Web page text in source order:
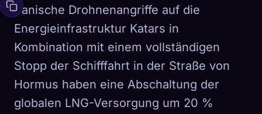
Iranische Drohnenangriffe auf die
Energieinfrastruktur Katars in
Kombination mit einem vollständigen
Stopp der Schifffahrt in der Straße von
Hormus haben eine Abschaltung der
globalen LNG-Versorgung um 20 %